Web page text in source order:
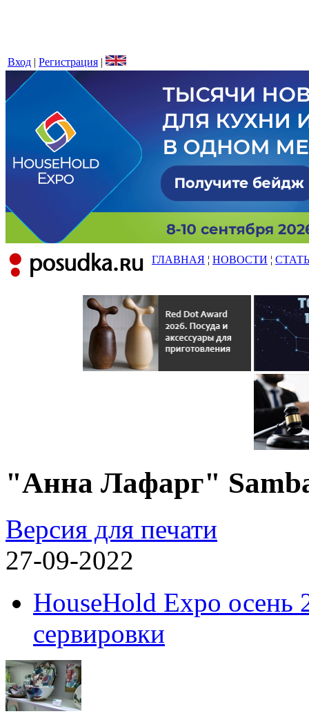
Вход | Регистрация |
ГЛАВНАЯ ¦ НОВОСТИ ¦
"Анна Лафарг"
Версия для печати
27-09-2022
HouseHold Expo осень
сервировки